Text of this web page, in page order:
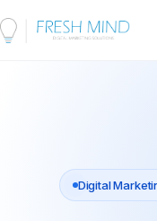
Digital